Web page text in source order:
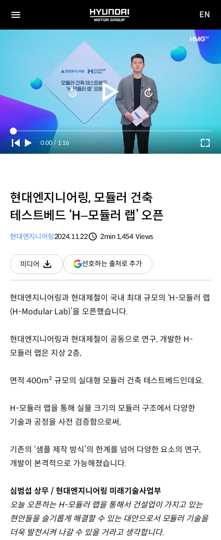
전체
HYUNDAI
MOTOR
사이
이동
EN
Current
Time
0:00 / Duration
1:16
현대엔지니어링, 모듈러 건축
테스트베드 ‘H–모듈러 랩’ 오픈
현대엔지니어링2024.11.22
2min1,454 Views
미디어
다운로드
선호하는 출처로 추가(새
창
현대엔지니어링과 현대제철이 국내 최대 규모의 ‘H-모듈러 랩
(H-Modular Lab)’을 오픈했습니다.
현대엔지니어링과 현대제철이 공동으로 연구, 개발한 H-
모듈러 랩은 지상 2층,
면적 400m² 규모의 실대형 모듈러 건축 테스트베드인데요.
H-모듈러 랩을 통해 실물 크기의 모듈러 구조에서 다양한
기술과 공정을 사전 검증함으로써,
기존의 ‘샘플 제작 방식’의 한계를 넘어 다양한 요소의 연구,
개발이 본격적으로 가능해졌습니다.
심범섭 상무 / 현대엔지니어링 미래기술사업부
오늘 오픈하는 H-모듈러 랩을 통해서 건설업이 가지고 있는
현안들을 슬기롭게 해결할 수 있는 대안으로서 모듈러 기술을
더욱 발전시켜 나갈 수 있을 거라고 생각합니다.